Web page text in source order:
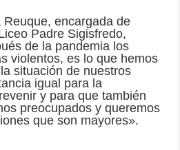
encargada de
Padre Sigisfredo,
de la pandemia los
violentos, es lo que hemos
situación de nuestros
igual para la
y para que también
preocupados y queremos
que son mayores».